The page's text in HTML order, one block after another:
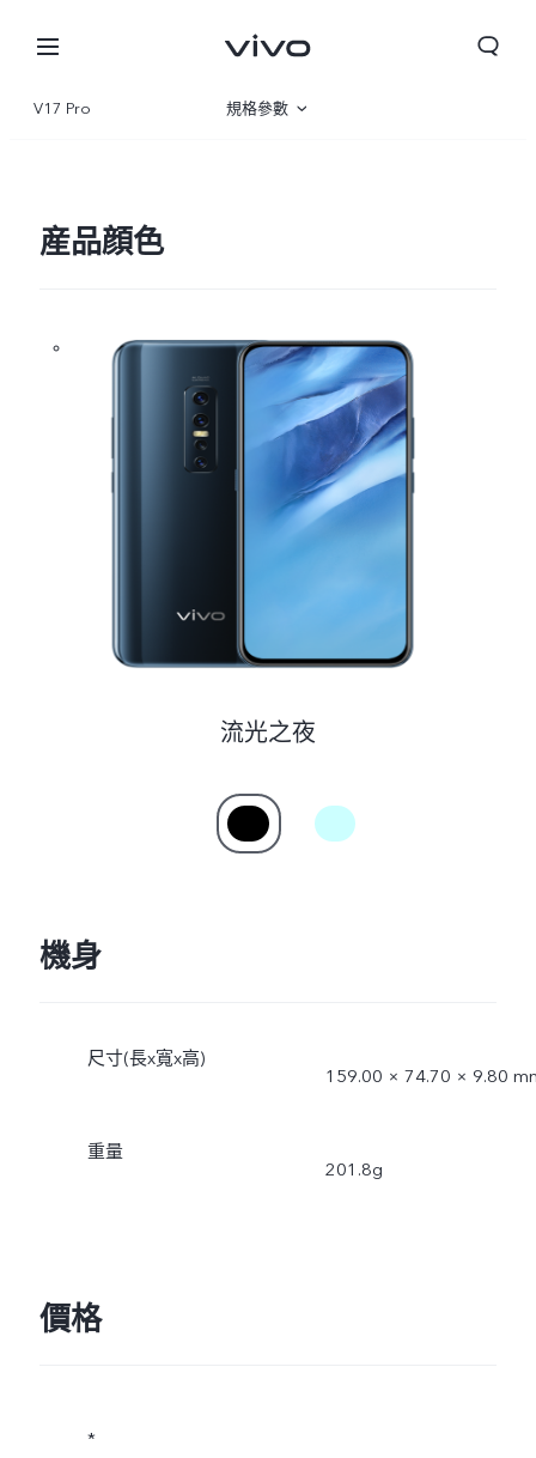
Select Location
V17 Pro 規格參數
産品顔色
流光之夜
機身
尺寸(長x寬x高)
159.00 × 74.70 × 9.80
重量
201.8g
價格
*